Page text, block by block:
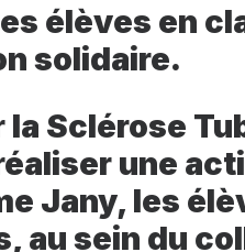
élèves en
solidaire.
Sclérose
une
Jany, les
au sein du